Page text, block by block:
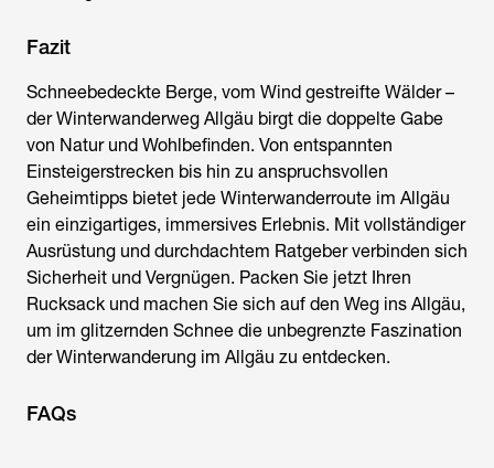
Fazit
Schneebedeckte Berge, vom Wind gestreifte Wälder –
derWinterwanderweg Allgäu birgt die doppelte Gabe
von Natur und Wohlbefinden. Von entspannten
Einsteigerstrecken bis hin zu anspruchsvollen
Geheimtipps bietet jede Winterwanderroute im Allgäu
ein einzigartiges, immersives Erlebnis. Mit vollständiger
Ausrüstung und durchdachtem Ratgeber verbinden sich
Sicherheit und Vergnügen. Packen Sie jetzt Ihren
Rucksack und machen Sie sich auf den Weg ins Allgäu,
um im glitzernden Schnee die unbegrenzte Faszination
derWinterwanderung im Allgäu zu entdecken.
FAQs